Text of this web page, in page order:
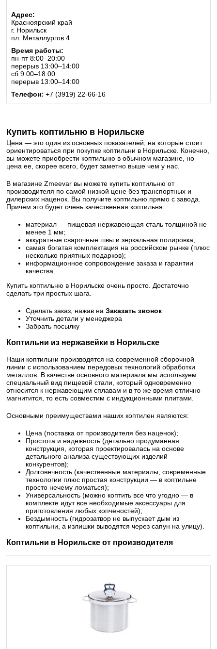
Адрес:
Красноярский край
г. Норильск
пл. Металлургов 4
Время работы:
пн-пт 8:00–20:00
перерыв 13:00–14:00
сб 9:00–18:00
перерыв 13:00–14:00
Телефон: +7 (3919) 22-66-16
Купить коптильню в Норильске
Цена — это один из основных показателей, на которые стоит
ориентироваться при покупке коптильни в Норильске. Конечно,
вы можете приобрести коптильню в обычном магазине, но
цена ее, скорее всего, будет заметно выше чем у нас.
В магазине Zmeevar вы можете купить коптильню от
производителя по самой низкой цене без транспортных и
дилерских наценок. Вы получите коптильню прямо с завода.
Причем это будет очень качественная коптильня:
материал — пищевая нержавеющая сталь толщиной не
менее 1 мм;
аккуратные сварочные швы и зеркальная полировка;
самая богатая комплектация на российском рынке (плюс
несколько приятных подарков);
информационное сопровождение заказа и гарантии
качества.
Купить коптильню в Норильске очень просто. Достаточно
сделать три простых шага.
Сделать заказ, нажав наЗаказать звонок
Уточнить детали у менеджера
Забрать посылку
Коптильни из нержавейки в Норильске
Наши коптильни производятся на современной сборочной
линии с использованием передовых технологий обработки
металлов. В качестве основного материала мы используем
специальный вид пищевой стали, который одновременно
относится к нержавеющим сплавам и в то же время отлично
магнитится, то есть совместим с индукционными плитами.
Основными преимуществами наших коптилен являются:
Цена (поставка от производителя без наценок);
Простота и надежность (детально продуманная
конструкция, которая проектировалась на основе
детального анализа существующих изделий
конкурентов);
Долговечность (качественные материалы, современные
технологии плюс простая конструкции — в коптильне
просто нечему ломаться);
Универсальность (можно коптить все что угодно — в
комплекте идут все необходимые аксессуары для
приготовления любых копченостей);
Бездымность (гидрозатвор не выпускает дым из
коптильни, а излишки выводятся через сапун на улицу).
Коптильни в Норильске от производителя